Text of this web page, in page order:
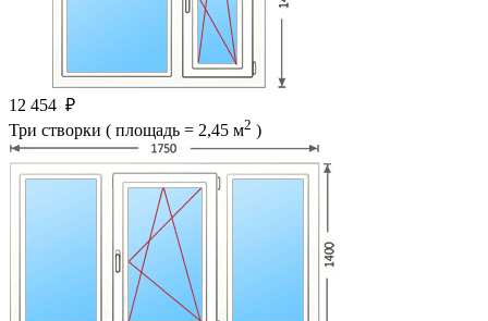
12 454 ₽
Три створки ( площадь = 2,45 м2 )